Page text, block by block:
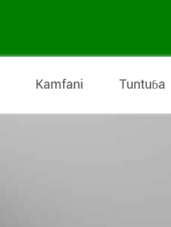
Kamfani Tuntuɓa